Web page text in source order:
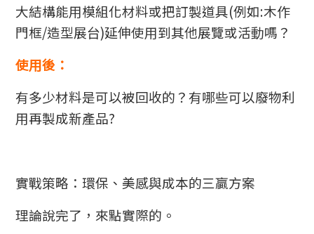
大結構能用模組化材料或把訂製道具(例如:木作
門框/造型展台)延伸使用到其他展覽或活動嗎？
使用後：
有多少材料是可以被回收的？有哪些可以廢物利
用再製成新產品?
實戰策略：環保、美感與成本的三贏方案
理論說完了，來點實際的。